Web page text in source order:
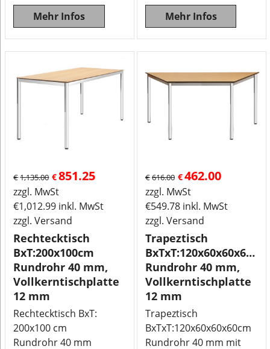
Mehr Infos
Mehr Infos
€1,135.00 €851.25
zzgl. MwSt
€1,012.99 inkl. MwSt
zzgl. Versand
Rechtecktisch
BxT:200x100cm
Rundrohr 40 mm,
Vollkerntischplatte
12 mm
Rechtecktisch BxT:
200x100 cm
Rundrohr 40 mm
€616.00 €462.00
zzgl. MwSt
€549.78 inkl. MwSt
zzgl. Versand
Trapeztisch
BxTxT:120x60x60x60cm
Rundrohr 40 mm,
Vollkerntischplatte
12 mm
Trapeztisch
BxTxT:120x60x60x60cm
Rundrohr 40 mm mit